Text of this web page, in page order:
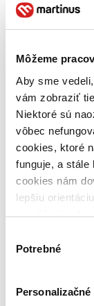
Môžeme
Aby sme
vám zobraziť
Niektoré sú
vôbec
cookies, ktoré
funguje, a stále
cookies nám
lepšiu
umožňujú
keby sme
súhlasu
Potrebné
Personalizačné
CZ
Linda